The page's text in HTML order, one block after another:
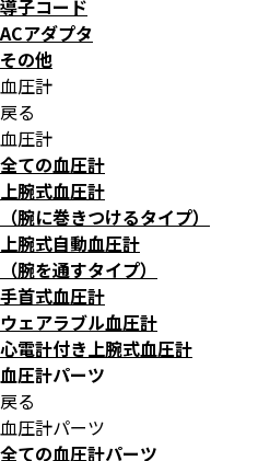
導子コード
ACアダプタ
その他
血圧計
戻る
血圧計
全ての血圧計
上腕式血圧計
（腕に巻きつけるタイプ）
上腕式自動血圧計
（腕を通すタイプ）
手首式血圧計
ウェアラブル血圧計
心電計付き上腕式血圧計
血圧計パーツ
戻る
血圧計パーツ
全ての血圧計パーツ